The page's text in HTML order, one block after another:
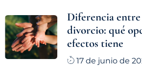
Diferencia
divorcio: qué
efectos tiene
17 de junio de